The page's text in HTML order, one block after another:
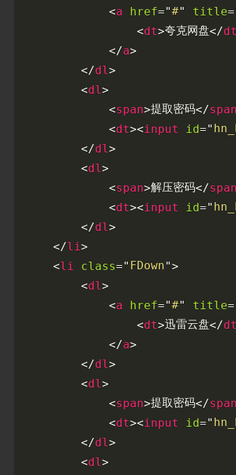
<a href="#" title=
<dt>夸克网盘</dt
</a>
</dl>
<dl>
<span>提取密码</span
<dt><input id="
</dl>
<dl>
<span>解压密码</span
<dt><input id="
</dl>
</li>
<li class=" FDown">
<dl>
<a href="#" title=
<dt>迅雷云盘</dt
</a>
</dl>
<dl>
<span>提取密码</span
<dt><input id="
</dl>
<dl>